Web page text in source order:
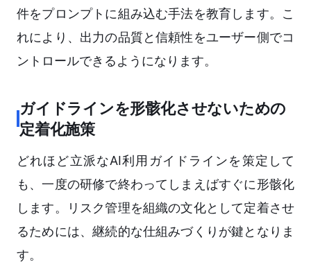
件をプロンプトに組み込む手法を教育します。こ
れにより、出力の品質と信頼性をユーザー側でコ
ントロールできるようになります。
ガイドラインを形骸化させないための
定着化施策
どれほど立派なAI利用ガイドラインを策定して
も、一度の研修で終わってしまえばすぐに形骸化
します。リスク管理を組織の文化として定着させ
るためには、継続的な仕組みづくりが鍵となりま
す。